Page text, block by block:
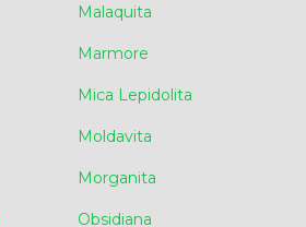
Malaquita
Marmore
Mica Lepidolita
Moldavita
Morganita
Obsidiana